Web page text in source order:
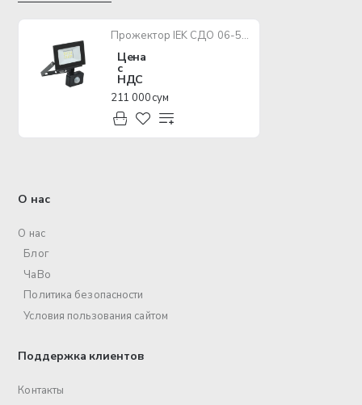
Прожектор IEK СДО 06-50Д светодиодный черный с ДД IP54 6500 K
Цена
с
НДС
211 000 сум
О нас
О нас
Блог
ЧаВо
Политика безопасности
Условия пользования сайтом
Поддержка клиентов
Контакты